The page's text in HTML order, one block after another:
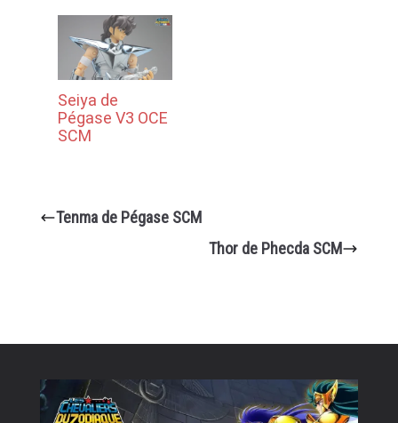
Seiya de
Pégase V3 OCE
SCM
Tenma de Pégase SCM
Thor de Phecda SCM